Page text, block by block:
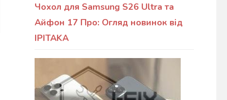
Чохол для Samsung S26 Ultra та
Айфон 17 Про: Огляд новинок від
IPITAKA